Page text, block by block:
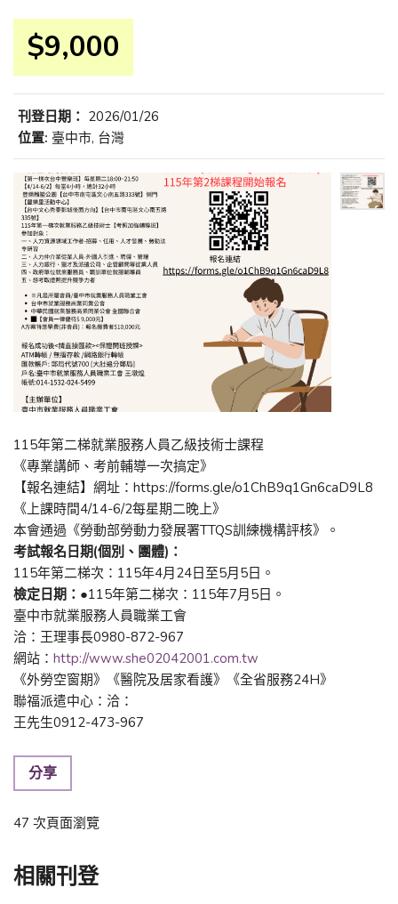
$9,000
刊登日期： 2026/01/26
位置: 臺中市, 台灣
115年第二梯就業服務人員乙級技術士課程
《專業講師、考前輔導一次搞定》
【報名連結】網址：https://forms.gle/o1ChB9q1Gn6caD9L8
《上課時間4/14-6/2每星期二晚上》
本會通過《勞動部勞動力發展署TTQS訓練機構評核》。
考試報名日期(個別、團體)：
115年第二梯次：115年4月24日至5月5日。
檢定日期： ●115年第二梯次：115年7月5日。
臺中市就業服務人員職業工會
洽：王理事長0980-872-967
網站： http://www.she02042001.com.tw
《外勞空窗期》《醫院及居家看護》《全省服務24H》
聯福派遣中心：洽：
王先生0912-473-967
分享
47 次頁面瀏覽
相關刊登